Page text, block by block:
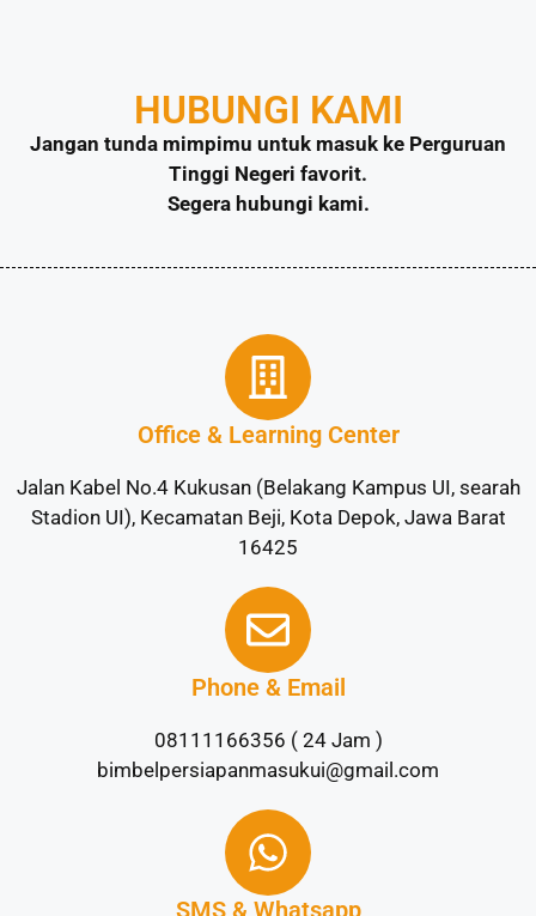
HUBUNGI KAMI
Jangan tunda mimpimu untuk masuk ke Perguruan
Tinggi Negeri favorit.
Segera hubungi kami.
Office & Learning Center
Jalan Kabel No.4 Kukusan (Belakang Kampus UI, searah
Stadion UI), Kecamatan Beji, Kota Depok, Jawa Barat
16425
Phone & Email
08111166356 ( 24 Jam )
bimbelpersiapanmasukui@gmail.com
SMS & Whatsapp